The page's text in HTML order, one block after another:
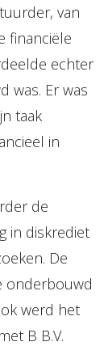
van
financiële
echter
was. Er was
taak
in
de
in diskrediet
De
onderbouwd
werd het
B B.V.